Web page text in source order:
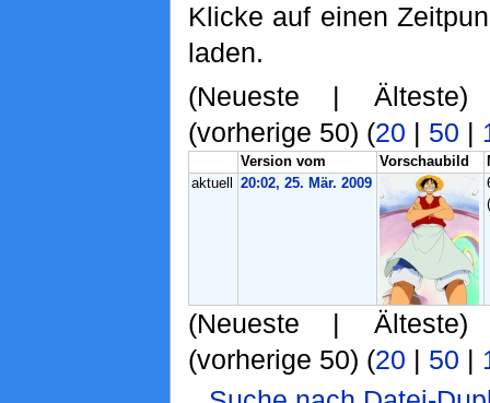
Klicke auf einen
laden.
(Neueste |
(vorherige 50) (20 | 50 |
Version vom Vorschaubild
aktuell
20:02, 25. Mär. 2009
(Neueste |
(vorherige 50) (20 | 50 |